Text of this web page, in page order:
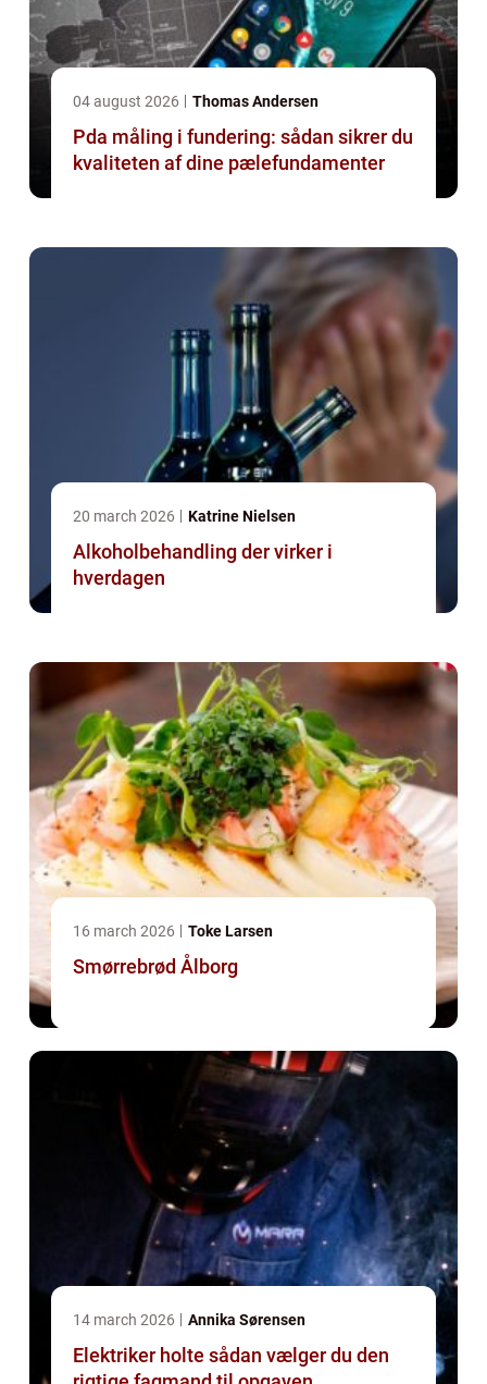
04 august 2026 Thomas Andersen
Pda måling i fundering: sådan sikrer du
kvaliteten af dine pælefundamenter
20 march 2026 Katrine Nielsen
Alkoholbehandling der virker i
hverdagen
16 march 2026 Toke Larsen
Smørrebrød Ålborg
14 march 2026 Annika Sørensen
Elektriker holte sådan vælger du den